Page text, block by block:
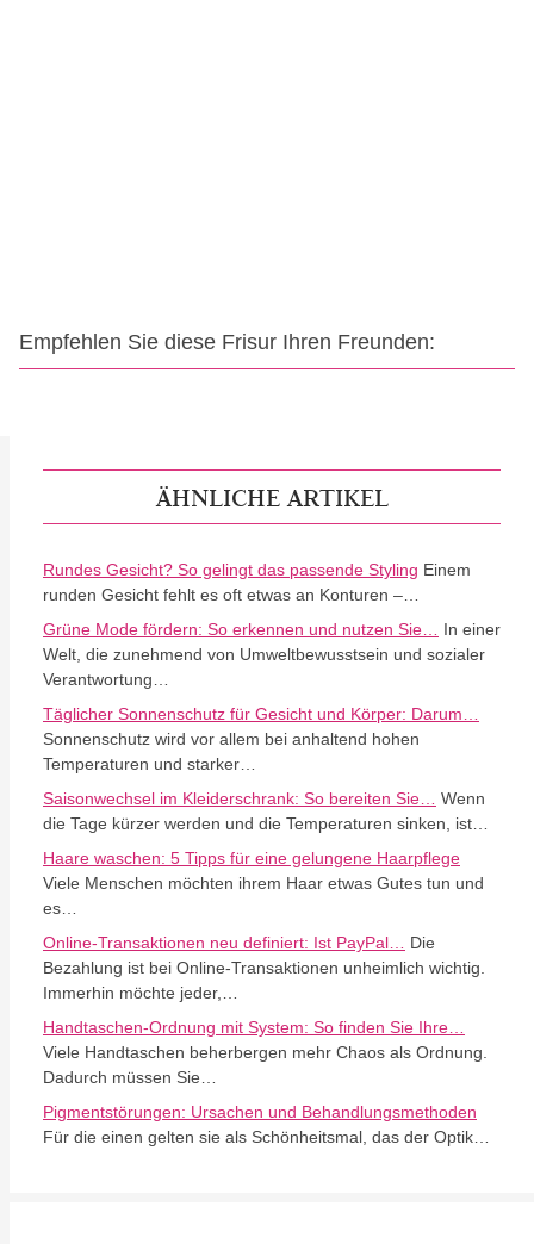
Empfehlen Sie diese Frisur Ihren Freunden:
ÄHNLICHE ARTIKEL
Rundes Gesicht? So gelingt das passende Styling Einem
runden Gesicht fehlt es oft etwas an Konturen –…
Grüne Mode fördern: So erkennen und nutzen Sie…
In einer
Welt, die zunehmend von Umweltbewusstsein und sozialer
Verantwortung…
Täglicher Sonnenschutz für Gesicht und Körper: Darum…
Sonnenschutz wird vor allem bei anhaltend hohen
Temperaturen und starker…
Saisonwechsel im Kleiderschrank: So bereiten Sie…
Wenn
die Tage kürzer werden und die Temperaturen sinken, ist…
Haare waschen: 5 Tipps für eine gelungene Haarpflege
Viele Menschen möchten ihrem Haar etwas Gutes tun und
es…
Online-Transaktionen neu definiert: Ist PayPal…
Die
Bezahlung ist bei Online-Transaktionen unheimlich wichtig.
Immerhin möchte jeder,…
Handtaschen-Ordnung mit System: So finden Sie Ihre…
Viele Handtaschen beherbergen mehr Chaos als Ordnung.
Dadurch müssen Sie…
Pigmentstörungen: Ursachen und Behandlungsmethoden
Für die einen gelten sie als Schönheitsmal, das der Optik…